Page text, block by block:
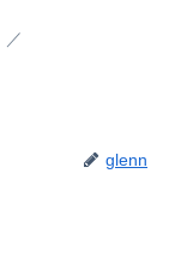
glenn